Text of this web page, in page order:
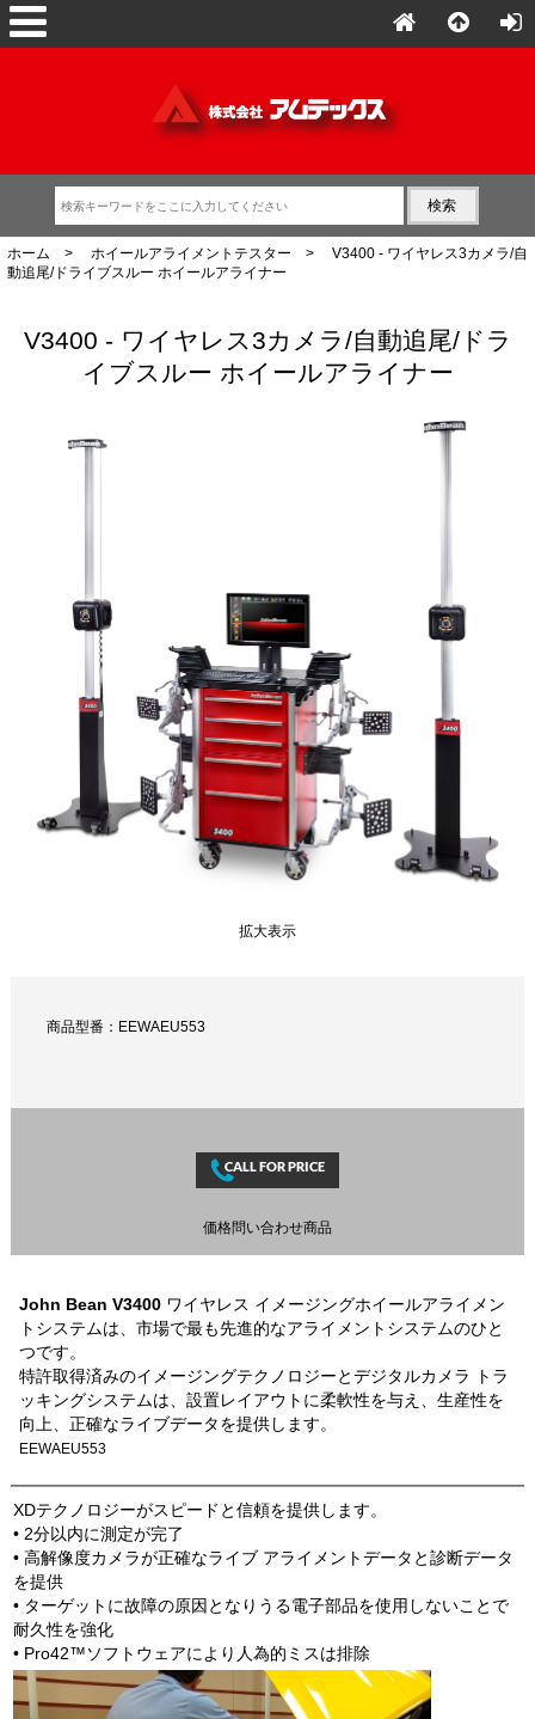
ホーム > ホイールアライメントテスター > V3400 - ワイヤレス3カメラ/自
動追尾/ドライブスルー ホイールアライナー
V3400 - ワイヤレス3カメラ/自動追尾/ドラ
イブスルー ホイールアライナー
拡大表示
商品型番：EEWAEU553
価格問い合わせ商品
John Bean V3400 ワイヤレス イメージングホイールアライメン
トシステムは、市場で最も先進的なアライメントシステムのひと
つです。
特許取得済みのイメージングテクノロジーとデジタルカメラ トラ
ッキングシステムは、設置レイアウトに柔軟性を与え、生産性を
向上、正確なライブデータを提供します。
EEWAEU553
XDテクノロジーがスピードと信頼を提供します。
• 2分以内に測定が完了
• 高解像度カメラが正確なライブ アライメントデータと診断データ
を提供
• ターゲットに故障の原因となりうる電子部品を使用しないことで
耐久性を強化
• Pro42™ソフトウェアにより人為的ミスは排除